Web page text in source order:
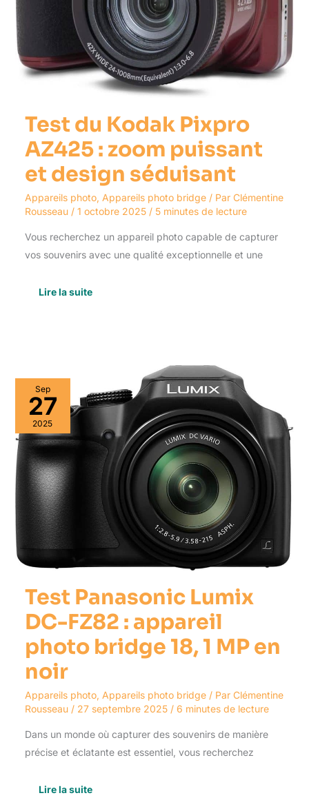
Test du Kodak Pixpro
AZ425 : zoom puissant
et design séduisant
Appareils photo, Appareils photo bridge/ Par Clémentine
Rousseau / 1 octobre 2025 / 5 minutes de lecture
Vous recherchez un appareil photo capable de capturer
vos souvenirs avec une qualité exceptionnelle et une
séduisant
Lire la suite
Sep
27
2025
Test Panasonic Lumix
DC-FZ82 : appareil
photo bridge 18, 1 MP en
noir
Appareils photo, Appareils photo bridge/ Par Clémentine
Rousseau / 27 septembre 2025 / 6 minutes de lecture
Dans un monde où capturer des souvenirs de manière
précise et éclatante est essentiel, vous recherchez
Test
Panasonic
Lumix
DC-
FZ82
:
appareil
photo
bridge
18,
1
MP
en
Lire la suite